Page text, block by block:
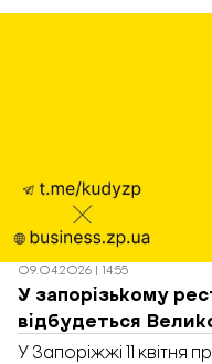
під час виступу на
комплексного
09.04.2026 | 14:55
У запорізькому
відбудеться
У Запоріжжі 11 квітня